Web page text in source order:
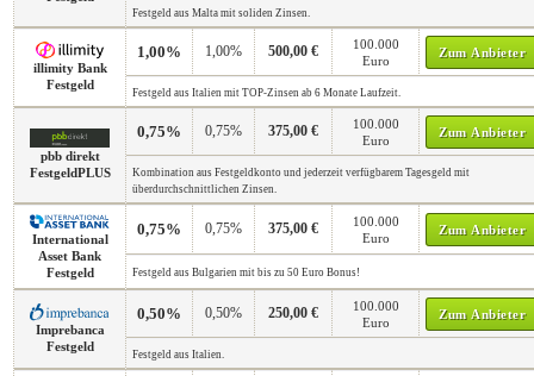
Festgeld aus Malta mit soliden Zinsen.
illimity Bank
Festgeld
1,00% 1,00% 500,00 €
100.000
Euro
Zum Anbieter
Festgeld aus Italien mit TOP-Zinsen ab 6 Monate Laufzeit.
pbb direkt
FestgeldPLUS
0,75% 0,75% 375,00 €
100.000
Euro
Zum Anbieter
Kombination aus Festgeldkonto und jederzeit verfügbarem Tagesgeld mit
überdurchschnittlichen Zinsen.
International
Asset Bank
Festgeld
0,75% 0,75% 375,00 €
100.000
Euro
Zum Anbieter
Festgeld aus Bulgarien mit bis zu 50 Euro Bonus!
Imprebanca
Festgeld
0,50% 0,50% 250,00 €
100.000
Euro
Zum Anbieter
Festgeld aus Italien.